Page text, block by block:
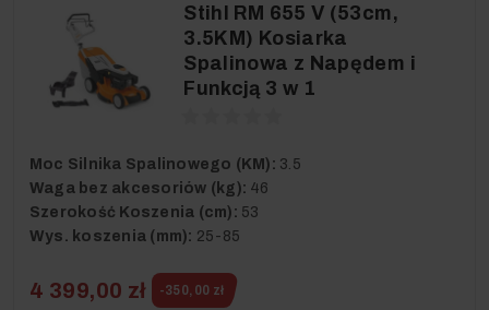
Stihl RM 655 V (53cm,
3.5KM) Kosiarka
Spalinowa z Napędem i
Funkcją 3 w 1
Moc Silnika Spalinowego (KM): 3.5
Waga bez akcesoriów (kg): 46
Szerokość Koszenia (cm): 53
Wys. koszenia (mm): 25-85
4 399,00 zł -350,00 zł